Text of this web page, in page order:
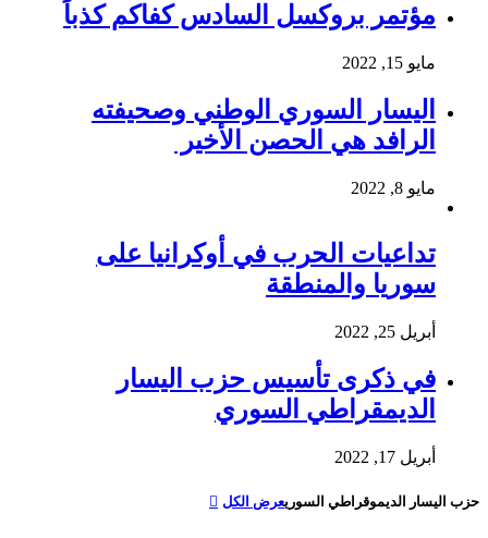
مؤتمر بروكسل السادس كفاكم كذباً
مايو 15, 2022
اليسار السوري الوطني وصحيفته
الرافد هي الحصن الأخير
مايو 8, 2022
تداعيات الحرب في أوكرانيا على
سوريا والمنطقة
أبريل 25, 2022
في ذكرى تأسيس حزب اليسار
الديمقراطي السوري
أبريل 17, 2022
حزب اليسار الديموقراطي السوريعرض الكل